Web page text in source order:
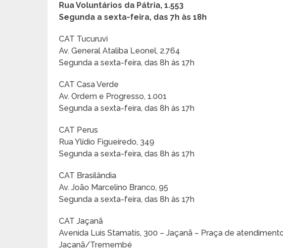
Rua Voluntários da Pátria, 1.553
Segunda a sexta-feira, das 7h às 18h
CAT Tucuruvi
Av. General Ataliba Leonel, 2.764
Segunda a sexta-feira, das 8h às 17h
CAT Casa Verde
Av. Ordem e Progresso, 1.001
Segunda a sexta-feira, das 8h às 17h
CAT Perus
Rua Ylídio Figueiredo, 349
Segunda a sexta-feira, das 8h às 17h
CAT Brasilândia
Av. João Marcelino Branco, 95
Segunda a sexta-feira, das 8h às 17h
CAT Jaçanã
Avenida Luis Stamatis, 300 – Jaçanã – Praça de
Jaçanã/Tremembé